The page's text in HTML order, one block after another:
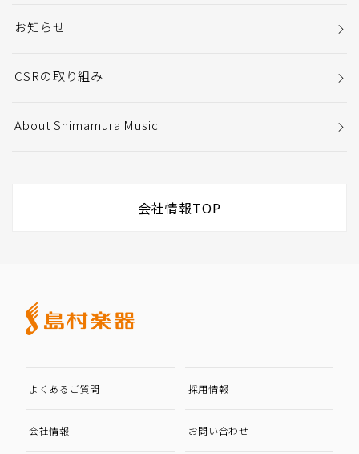
お知らせ
CSRの取り組み
About Shimamura Music
会社情報TOP
よくあるご質問 採用情報
会社情報 お問い合わせ